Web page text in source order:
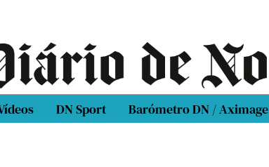
DN Sport Barómetro DN / Aximage